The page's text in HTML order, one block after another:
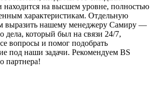
находится на высшем уровне, полностью
характеристикам. Отдельную
выразить нашему менеджеру Самиру —
дела, который был на связи 24/7,
вопросы и помог подобрать
под наши задачи. Рекомендуем BS
партнера!